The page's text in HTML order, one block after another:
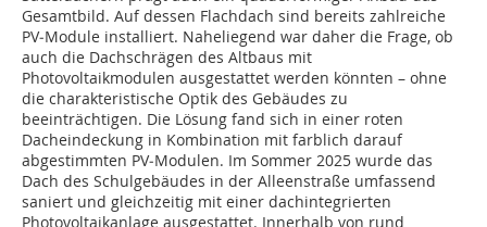
Gesamtbild. Auf dessen Flachdach sind bereits zahlreiche
PV‑Module installiert. Naheliegend war daher die Frage, ob
auch die Dachschrägen des Altbaus mit
Photovoltaikmodulen ausgestattet werden ­könnten – ohne
die charakteristische Optik des Gebäudes zu
beeinträchtigen. Die Lösung fand sich in einer roten
Dacheindeckung in Kombination mit farblich darauf
abgestimmten PV‑Modulen. Im Sommer 2025 wurde das
Dach des Schulgebäudes in der Alleenstraße umfassend
saniert und gleichzeitig mit einer dachintegrierten
Photovoltaikanlage ausgestattet. Innerhalb von rund